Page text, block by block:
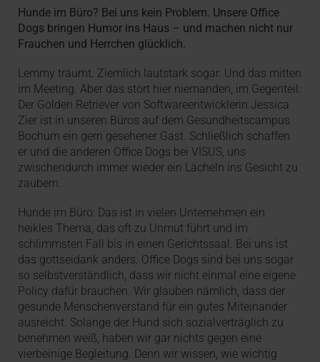
Hunde im Büro? Bei uns kein Problem. Unsere Office
Dogs bringen Humor ins Haus – und machen nicht nur
Frauchen und Herrchen glücklich.
Lemmy träumt. Ziemlich lautstark sogar. Und das mitten
im Meeting. Aber das stört hier niemanden, im Gegenteil:
Der Golden Retriever von Softwareentwicklerin Jessica
Zier ist in unseren Büros auf dem Gesundheitscampus
Bochum ein gern gesehener Gast. Schließlich schaffen
er und die anderen Office Dogs bei VISUS, uns
zwischendurch immer wieder ein Lächeln ins Gesicht zu
zaubern.
Hunde im Büro: Das ist in vielen Unternehmen ein
heikles Thema, das oft zu Unmut führt und im
schlimmsten Fall bis in einen Gerichtssaal. Bei uns ist
das gottseidank anders. Office Dogs sind bei uns sogar
so selbstverständlich, dass wir nicht einmal eine eigene
Policy dafür brauchen. Wir glauben nämlich, dass der
gesunde Menschenverstand für ein gutes Miteinander
ausreicht. Solange der Hund sich sozialverträglich zu
benehmen weiß, haben wir gar nichts gegen eine
vierbeinige Begleitung. Denn wir wissen, wie wichtig